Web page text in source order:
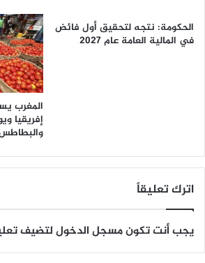
الحكومة: نتجه لتحقيق أول فائض
في المالية العامة عام 2027
المغرب
إفريقيا
اترك تعليقاً
يجب أنت تكونمسجل الدخوللتضيف